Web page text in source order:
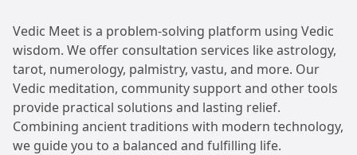
Vedic Meet is a problem-solving platform using Vedic
wisdom. We offer consultation services like astrology,
tarot, numerology, palmistry, vastu, and more. Our
Vedic meditation, community support and other tools
provide practical solutions and lasting relief.
Combining ancient traditions with modern technology,
we guide you to a balanced and fulfilling life.